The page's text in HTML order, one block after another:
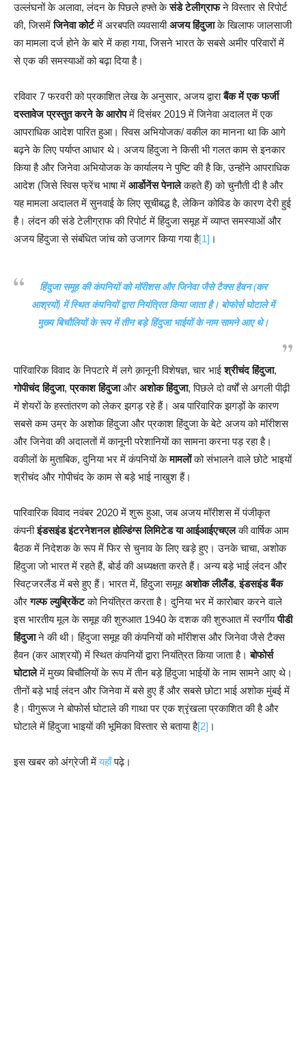
उल्लंघनों के अलावा, लंदन के पिछले हफ्ते केसंडे टेलीग्राफने विस्तार से रिपोर्ट
की, जिसमेंजिनेवा कोर्टमें अरबपति व्यवसायीअजय हिंदुजाके खिलाफ जालसाजी
का मामला दर्ज होने के बारे में कहा गया, जिसने भारत के सबसे अमीर परिवारों में
से एक की समस्याओं को बढ़ा दिया है।
रविवार 7 फरवरी को प्रकाशित लेख के अनुसार, अजय द्वाराबैंक में एक फर्जी
दस्तावेज प्रस्तुत करने के आरोपमें दिसंबर 2019 में जिनेवा अदालत में एक
आपराधिक आदेश पारित हुआ। स्विस अभियोजक/ वकील का मानना था कि आगे
बढ़ने के लिए पर्याप्त आधार थे। अजय हिंदुजा ने किसी भी गलत काम से इनकार
किया है और जिनेवा अभियोजक के कार्यालय ने पुष्टि की है कि, उन्होंने आपराधिक
आदेश (जिसे स्विस फ्रेंच भाषा में आर्डोनेंस पेनालेकहते हैं) को चुनौती दी है और
यह मामला अदालत में सुनवाई के लिए सूचीबद्ध है, लेकिन कोविड के कारण देरी हुई
है। लंदन की संडे टेलीग्राफ की रिपोर्ट में हिंदुजा समूह में व्याप्त समस्याओं और
अजय हिंदुजा से संबंधित जांच को उजागर किया गया है[1] ।
हिंदुजा समूह की कंपनियों को मॉरीशस और जिनेवा जैसे टैक्स हैवन (कर
आश्रयों) में स्थित कंपनियों द्वारा नियंत्रित किया जाता है। बोफोर्स घोटाले में
मुख्य बिचौलियों के रूप में तीन बड़े हिंदुजा भाईयों के नाम सामने आए थे।
पारिवारिक विवाद के निपटारे में लगे क़ानूनी विशेषज्ञ, चार भाईश्रीचंद हिंदुजा,
गोपीचंद हिंदुजा,प्रकाश हिंदुजाऔर अशोक हिंदुजा, पिछले दो वर्षों से अगली पीढ़ी
में शेयरों के हस्तांतरण को लेकर झगड़ रहे हैं। अब पारिवारिक झगड़ों के कारण
सबसे कम उम्र के अशोक हिंदुजा और प्रकाश हिंदुजा के बेटे अजय को मॉरीशस
और जिनेवा की अदालतों में कानूनी परेशानियों का सामना करना पड़ रहा है।
वकीलों के मुताबिक, दुनिया भर में कंपनियों केमामलोंको संभालने वाले छोटे भाइयों
श्रीचंद और गोपीचंद के काम से बड़े भाई नाखुश हैं।
पारिवारिक विवाद नवंबर 2020 में शुरू हुआ, जब अजय मॉरीशस में पंजीकृत
कंपनीइंडसइंड इंटरनेशनल होल्डिंग्स लिमिटेड या आईआईएचएलकी वार्षिक आम
बैठक में निदेशक के रूप में फिर से चुनाव के लिए खड़े हुए। उनके चाचा, अशोक
हिंदुजा जो भारत में रहते हैं, बोर्ड की अध्यक्षता करते हैं। अन्य बड़े भाई लंदन और
स्विट्जरलैंड में बसे हुए हैं। भारत में, हिंदुजा समूहअशोक लीलैंड,इंडसइंड बैंक
औरगल्फ ल्युब्रिकेंटको नियंत्रित करता है। दुनिया भर में कारोबार करने वाले
इस भारतीय मूल के समूह की शुरुआत 1940 के दशक की शुरुआत में स्वर्गीयपीडी
हिंदुजाने की थी। हिंदुजा समूह की कंपनियों को मॉरीशस और जिनेवा जैसे टैक्स
हैवन (कर आश्रयों) में स्थित कंपनियों द्वारा नियंत्रित किया जाता है।बोफोर्स
घोटालेमें मुख्य बिचौलियों के रूप में तीन बड़े हिंदुजा भाईयों के नाम सामने आए थे।
तीनों बड़े भाई लंदन और जिनेवा में बसे हुए हैं और सबसे छोटा भाई अशोक मुंबई में
है। पीगुरूज ने बोफोर्स घोटाले की गाथा पर एक श्रृंखला प्रकाशित की है और
घोटाले में हिंदुजा भाइयों की भूमिका विस्तार से बताया है[2] ।
इस खबर को अंग्रेजी मेंयहाँपढ़े।